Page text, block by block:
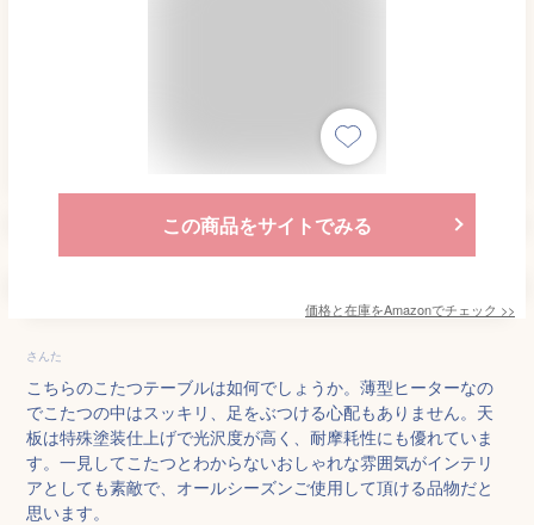
この商品をサイトでみる
価格と在庫をAmazonでチェック >>
さんた
こちらのこたつテーブルは如何でしょうか。薄型ヒーターなの
でこたつの中はスッキリ、足をぶつける心配もありません。天
板は特殊塗装仕上げで光沢度が高く、耐摩耗性にも優れていま
す。一見してこたつとわからないおしゃれな雰囲気がインテリ
アとしても素敵で、オールシーズンご使用して頂ける品物だと
思います。